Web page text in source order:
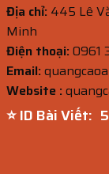
Địa chỉ: 445 Lê
Minh
Điện thoại:0961
Email:
Website :
⭐ ID Bài Viết: